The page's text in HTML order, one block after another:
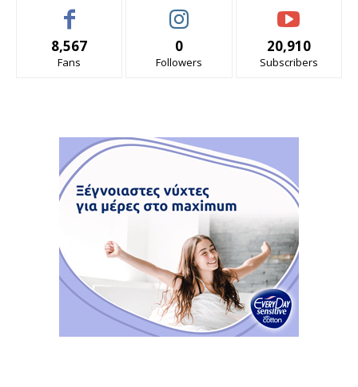
8,567
Fans
0
Followers
20,910
Subscribers